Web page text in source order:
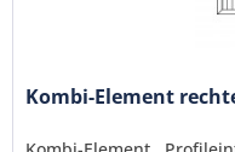
Kombi-Element